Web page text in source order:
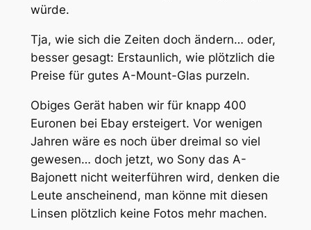
würde.
Tja, wie sich die Zeiten doch ändern… oder,
besser gesagt: Erstaunlich, wie plötzlich die
Preise für gutes A-Mount-Glas purzeln.
Obiges Gerät haben wir für knapp 400
Euronen bei Ebay ersteigert. Vor wenigen
Jahren wäre es noch über dreimal so viel
gewesen… doch jetzt, wo Sony das A-
Bajonett nicht weiterführen wird, denken die
Leute anscheinend, man könne mit diesen
Linsen plötzlich keine Fotos mehr machen.